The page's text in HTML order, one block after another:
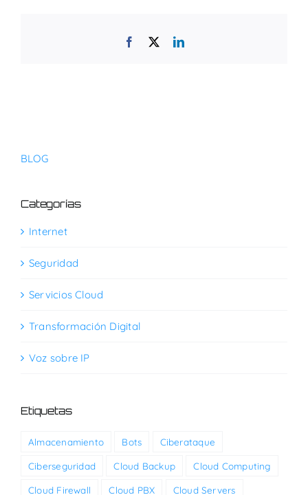
Facebook LinkedIn
BLOG
Categorías
Internet
Seguridad
Servicios Cloud
Transformación Digital
Voz sobre IP
Etiquetas
Almacenamiento Bots Ciberataque
Ciberseguridad Cloud Backup Cloud Computing
Cloud Firewall Cloud PBX Cloud Servers